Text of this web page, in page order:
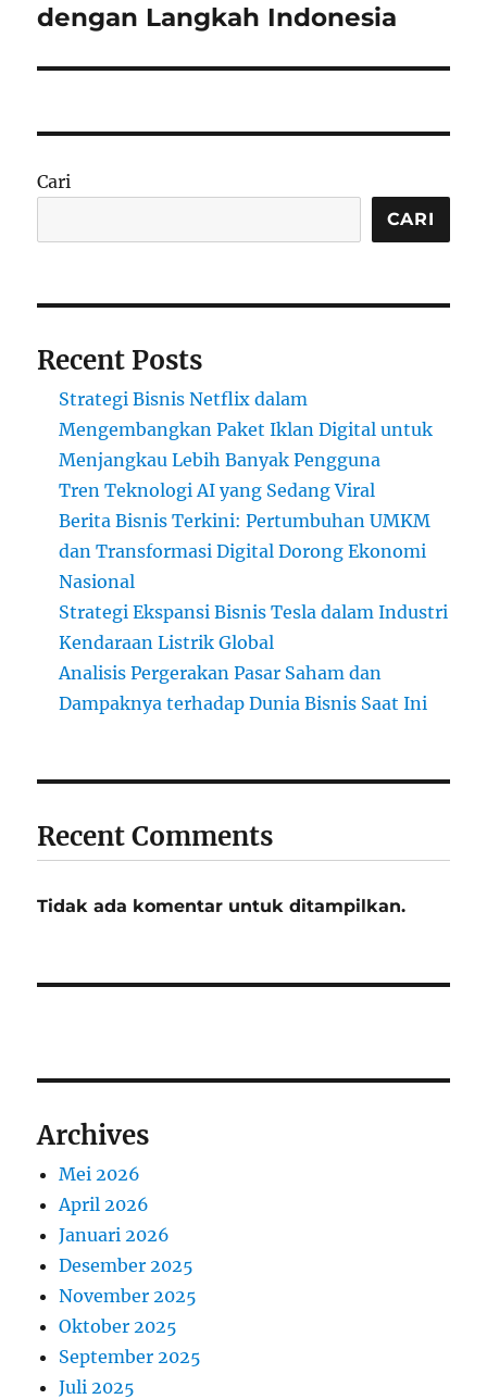
dengan Langkah Indonesia
Cari
CARI
Recent Posts
Strategi Bisnis Netflix dalam
Mengembangkan Paket Iklan Digital untuk
Menjangkau Lebih Banyak Pengguna
Tren Teknologi AI yang Sedang Viral
Berita Bisnis Terkini: Pertumbuhan UMKM
dan Transformasi Digital Dorong Ekonomi
Nasional
Strategi Ekspansi Bisnis Tesla dalam Industri
Kendaraan Listrik Global
Analisis Pergerakan Pasar Saham dan
Dampaknya terhadap Dunia Bisnis Saat Ini
Recent Comments
Tidak ada komentar untuk ditampilkan.
Archives
Mei 2026
April 2026
Januari 2026
Desember 2025
November 2025
Oktober 2025
September 2025
Juli 2025